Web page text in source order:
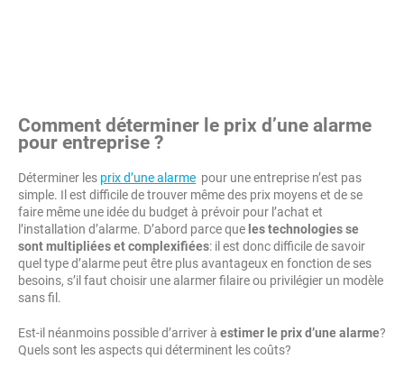
Comment déterminer le prix d’une alarme
pour entreprise ?
Déterminer les prix d’une alarme pour une entreprise n’est pas
simple. Il est difficile de trouver même des prix moyens et de se
faire même une idée du budget à prévoir pour l’achat et
l’installation d’alarme. D’abord parce que les technologies se
sont multipliées et complexifiées: il est donc difficile de savoir
quel type d’alarme peut être plus avantageux en fonction de ses
besoins, s’il faut choisir une alarmer filaire ou privilégier un modèle
sans fil.
Est-il néanmoins possible d’arriver à estimer le prix d’une alarme?
Quels sont les aspects qui déterminent les coûts?